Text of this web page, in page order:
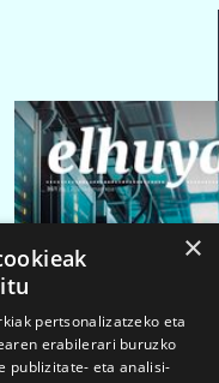
×
pertsonalizatzeko eta
erabilerari buruzko
publizitate- eta analisi-